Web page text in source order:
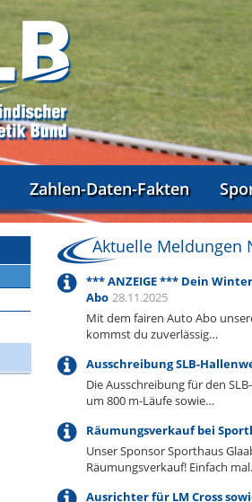
Zahlen-Daten-Fakten
Aktuelle Meldungen
*** ANZEIGE *** Dein
Abo 28.11.2025
Mit dem fairen Auto Abo
kommst du zuverlässig…
Ausschreibung SLB-
Die Ausschreibung für den
um 800 m-Läufe sowie…
Räumungsverkauf bei
Unser Sponsor Sporthaus
Räumungsverkauf! Einfach
Ausrichter für LM Cross